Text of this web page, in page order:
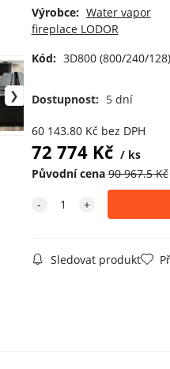
Výrobce: Water vapor
fireplace LODOR
Kód: 3D800 (800/240/128)
Dostupnost: 5 dní
60 143.80Kč bez DPH
72 774Kč
ks
Původní cena 90 967.5Kč
Sledovat produkt